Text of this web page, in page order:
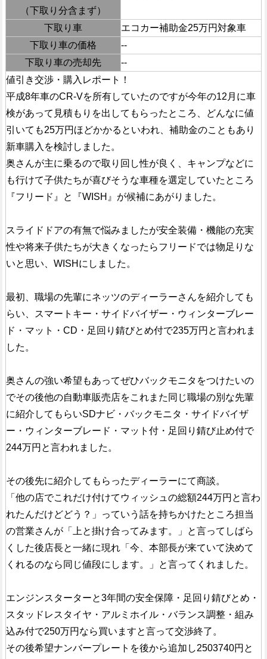
（下取り分含まず）
下取り車
エコカー補助金25万円対象車
下取り車の価格
--
下取り車の売却先
--
値引き交渉・購入レポート！
平成8年車のCR-Vを所有していたのですが今年の12月に車
検があって見積もりを出してもらったところ、どんなに値
引いても25万円ほどかかるといわれ、補助金のこともあり
新車購入を検討しました。
奥さんが主に乗るので取り回し性が良く、キャンプなどに
も行けて子供たちが喜びそうな車種を選定していたところ
『フリード』と『WISH』が候補にあがりました。
スライドドアの有無で悩みましたが安全装備・機能の充実
性や将来子供たちが大きくなったらフリードでは物足りな
いと思い、WISHにしました。
最初、職場の先輩にネッツのディーラーさんを紹介しても
らい、スマートキー・サイドバイザー・ウィンターブレー
ド・マット・CD・足回り錆びとめ付で235万円と言われま
した。
奥さんの強い希望もあってぜひバックモニタをつけたいの
でその後他の自動車販売店をこれまた同じ職場の別な先輩
に紹介してもらいSDナビ・バックモニタ・サイドバイザ
ー・ウィンターブレード・マット付・足回り錆び止め付で
244万円と言われました。
その後先に紹介してもらったディーラーにて商談。
「他の店でこれだけ付けてウィッシュの総額244万円と言わ
れたんだけどどう？」っていう話を持ちかけたところ担当
の営業さんが「上と掛け合ってみます。」と言ってしばら
くした後店長と一緒に現れ「今、本部長が来ていて決めて
くれるのなら同じ値段にします。」と言ってくれました。
エンジンスターターと3年間の安全保障・足回り錆びとめ・
スタッドレスタイヤ・アルミホイル・バランス調整・組み
込み付で250万円なら買いますと言って交渉終了。
その後希望ナンバープレートを後から追加し2503740円と